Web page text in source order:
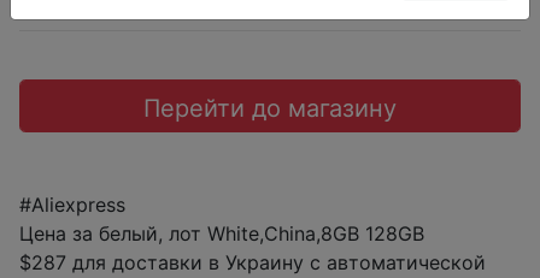
Перейти до магазину
#Aliexpress
Цена за белый, лот White,China,8GB 128GB
$287 для доставки в Украину с автоматической